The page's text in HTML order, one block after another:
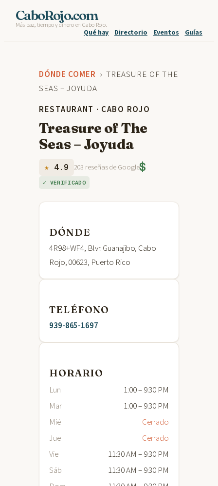
Skip
CaboRojo.com
Más paz, tiempo y dinero en Cabo Rojo.
Qué hay Directorio Eventos Guías
DÓNDE COMER › TREASURE OF THE
SEAS – JOYUDA
RESTAURANT · CABO ROJO
Treasure of The
Seas – Joyuda
★ 4.9 203 reseñas de Google$
✓ VERIFICADO
DÓNDE
4R98+WF4, Blvr. Guanajibo, Cabo
Rojo, 00623, Puerto Rico
TELÉFONO
939-865-1697
HORARIO
Lun
1:00 – 9:30 PM
Mar
1:00 – 9:30 PM
Mié
Cerrado
Jue
Cerrado
Vie
11:30 AM – 9:30 PM
Sáb
11:30 AM – 9:30 PM